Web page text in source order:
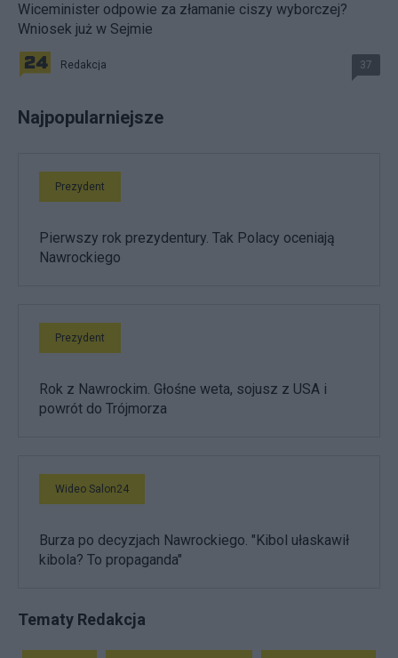
Wiceminister odpowie za złamanie ciszy wyborczej?
Wniosek już w Sejmie
Redakcja 37
Najpopularniejsze
Prezydent
Pierwszy rok prezydentury. Tak Polacy oceniają
Nawrockiego
Prezydent
Rok z Nawrockim. Głośne weta, sojusz z USA i
powrót do Trójmorza
Wideo Salon24
Burza po decyzjach Nawrockiego. "Kibol ułaskawił
kibola? To propaganda"
Tematy Redakcja